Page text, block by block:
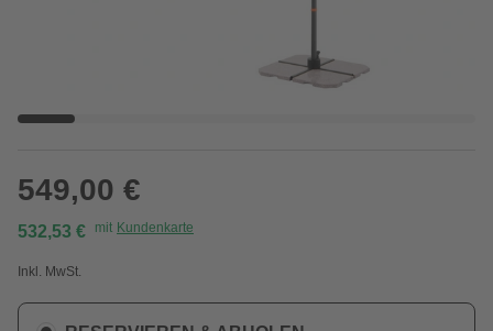
549,00 €
532,53 € mit Kundenkarte
Inkl. MwSt.